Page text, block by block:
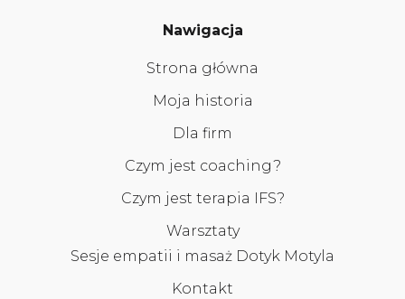
Nawigacja
Strona główna
Moja historia
Dla firm
Czym jest coaching?
Czym jest terapia IFS?
Warsztaty
Sesje empatii i masaż Dotyk Motyla
Kontakt